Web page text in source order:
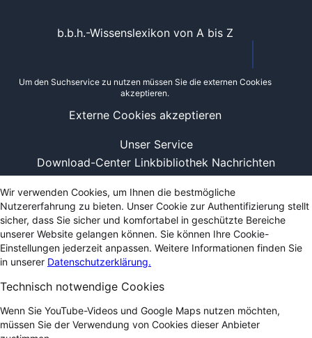
Unser Service
Download-Center Linkbibliothek Nachrichten
b.b.h.-Wissenslexikon von A bis Z
Um den Suchservice zu nutzen müssen Sie die externen Cookies
akzeptieren.
Externe Cookies akzeptieren
Wir verwenden Cookies, um Ihnen die bestmögliche
Nutzererfahrung zu bieten. Unser Cookie zur Authentifizierung stellt
sicher, dass Sie sicher und komfortabel in geschützte Bereiche
unserer Website gelangen können. Sie können Ihre Cookie-
Einstellungen jederzeit anpassen. Weitere Informationen finden Sie
in unserer Datenschutzerklärung.
Technisch notwendige Cookies
Wenn Sie YouTube-Videos und Google Maps nutzen möchten,
müssen Sie der Verwendung von Cookies dieser Anbieter